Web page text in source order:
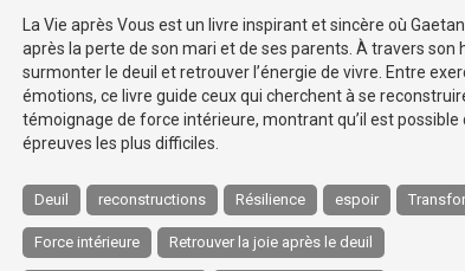
La Vie après Vous est un livre inspirant et sincère où
après la perte de son mari et de ses parents. À travers
surmonter le deuil et retrouver l’énergie de vivre. Entre
émotions, ce livre guide ceux qui cherchent à se
témoignage de force intérieure, montrant qu’il est
épreuves les plus difficiles.
Deuil reconstructions Résilience espoir
Force intérieure Retrouver la joie après le deuil